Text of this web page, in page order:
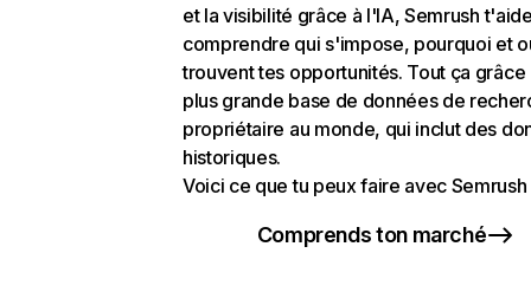
et la visibilité grâce à l'IA, Semrush
comprendre qui s'impose, pourquoi et
trouvent tes opportunités. Tout ça grâce
plus grande base de données de
propriétaire au monde, qui inclut des
historiques.
Voici ce que tu peux faire avec Semrush
Comprends ton marché